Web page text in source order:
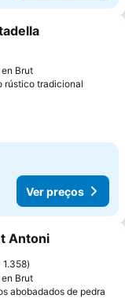
favoritos
Brut
rústico tradicional
Ver preços
favoritos
Antoni
1.358
Brut
abobadados de pedra